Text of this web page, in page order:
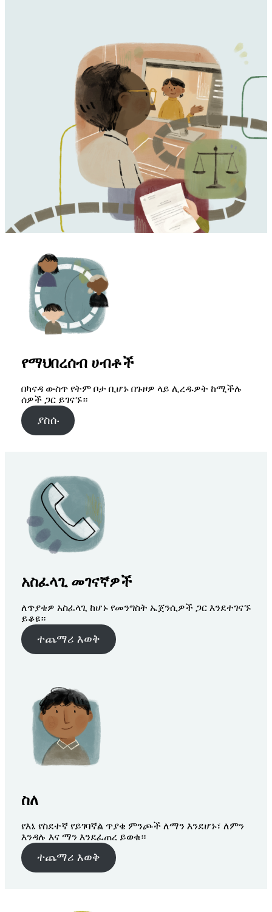
የማህበረሰብ ሀብቶች
በካናዳ ውስጥ የትም ቦታ ቢሆኑ በጉዞዎ ላይ ሊረዱዎት ከሚችሉ
ሰዎች ጋር ይገናኙ።
ያስሱ
አስፈላጊ መገናኛዎች
ለጥያቄዎ አስፈላጊ ከሆኑ የመንግስት ኤጀንሲዎች ጋር እንደተገናኙ
ይቆዩ።
ተጨማሪ እወቅ
ስለ
የእኔ የስደተኛ የይገባኛል ጥያቄ ምንጮች ለማን እንደሆኑ፣ ለምን
እንዳሉ እና ማን እንደፈጠረ ይወቁ።
ተጨማሪ እወቅ